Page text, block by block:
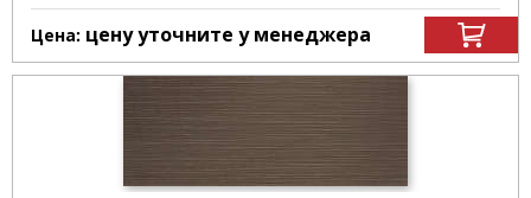
Цена: цену уточните у менеджера